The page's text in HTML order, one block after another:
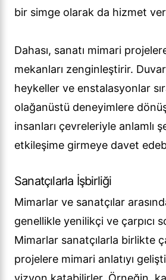
bir simge olarak da hizmet
Dahası, sanatı mimari
mekanları zenginleştirir.
heykeller ve enstalasyonlar
olağanüstü deneyimlere
insanları çevreleriyle anlamlı
etkileşime girmeye davet
Sanatçılarla İşbirliği
Mimarlar ve sanatçılar
genellikle yenilikçi ve çarpıcı
Mimarlar sanatçılarla birlikte
projelere mimari anlatıyı